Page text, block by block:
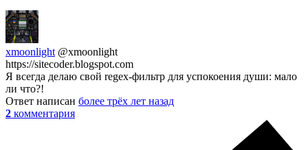
xmoonlight @xmoonlight
https://sitecoder.blogspot.com
Я всегда делаю свой regex-фильтр для успокоения души: мало
ли что?!
Ответ написан более трёх лет назад
2 комментария